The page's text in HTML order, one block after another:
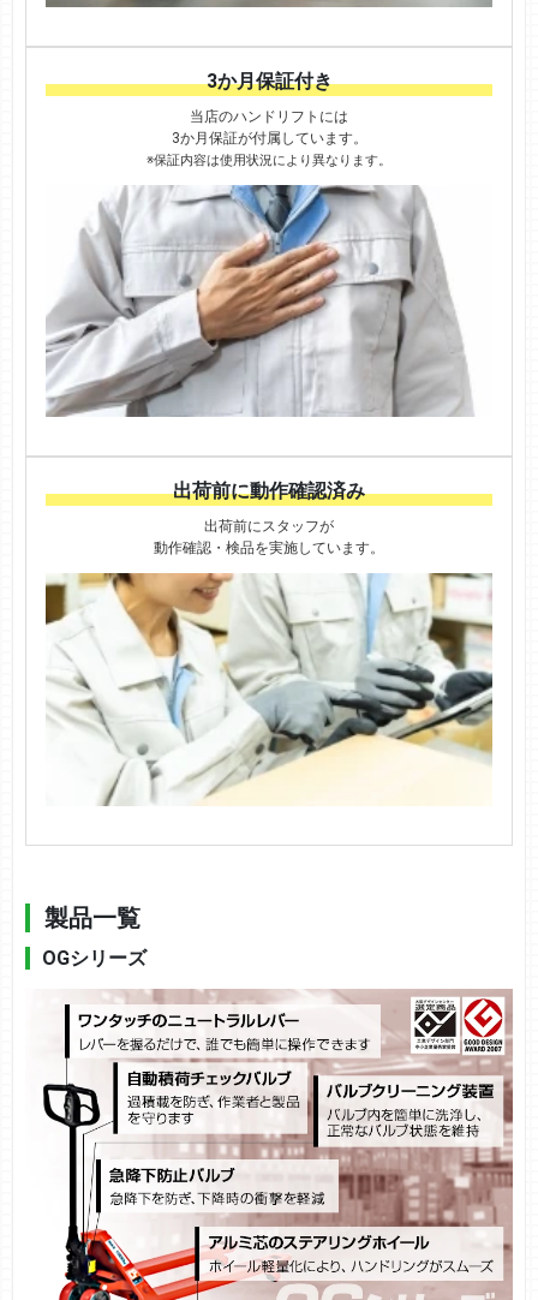
3か月保証付き
当店のハンドリフトには
3か月保証が付属しています。
※保証内容は使用状況により異なります。
出荷前に動作確認済み
出荷前にスタッフが
動作確認・検品を実施しています。
製品一覧
OGシリーズ